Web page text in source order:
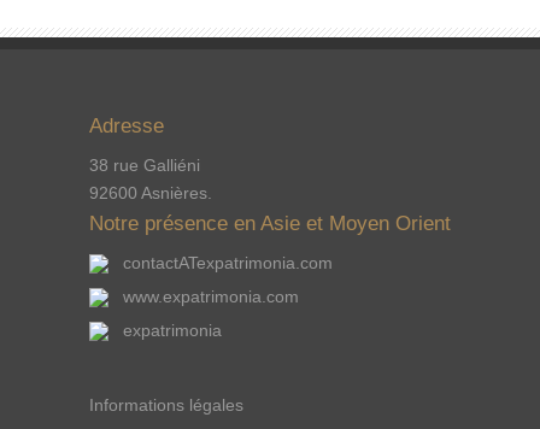
Adresse
38 rue Galliéni
92600 Asnières.
Notre présence en Asie et Moyen Orient
contactATexpatrimonia.com
www.expatrimonia.com
expatrimonia
Informations légales